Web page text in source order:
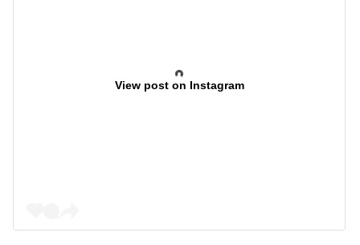
View post on Instagram